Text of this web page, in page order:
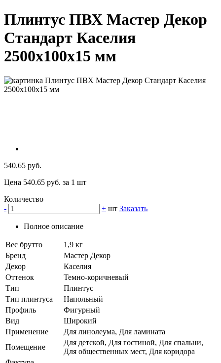
Плинтус ПВХ Мастер Декор
Стандарт Каселия
2500х100х15 мм
540.65 руб.
Цена 540.65 руб. за 1 шт
Количество
-
+ шт Заказать
Полное описание
Вес брутто
1,9 кг
Бренд
Мастер Декор
Декор
Каселия
Оттенок
Темно-коричневый
Тип
Плинтус
Тип плинтуса
Напольный
Профиль
Фигурный
Вид
Широкий
Применение
Для линолеума, Для ламината
Помещение
Для детской, Для гостиной, Для спальни,
Для общественных мест, Для коридора